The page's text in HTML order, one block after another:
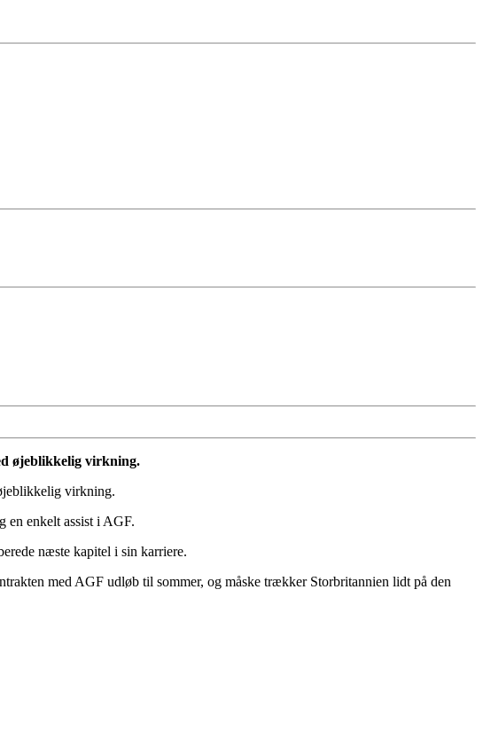
øjeblikkelig virkning.
virkning.
en enkelt assist i AGF.
næste kapitel i sin karriere.
med AGF udløb til sommer, og måske trækker Storbritannien lidt på den